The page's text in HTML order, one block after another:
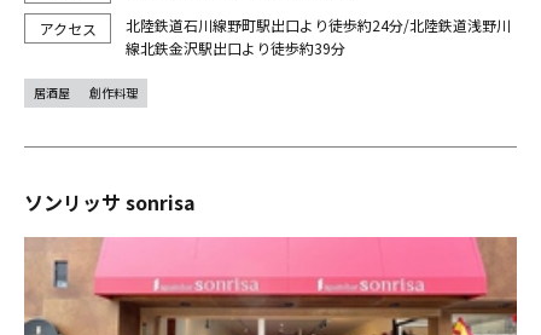
北陸鉄道石川線野町駅出口より徒歩約24分/北陸鉄道浅野川
線北鉄金沢駅出口より徒歩約39分
居酒屋 創作料理
ソンリッサ sonrisa